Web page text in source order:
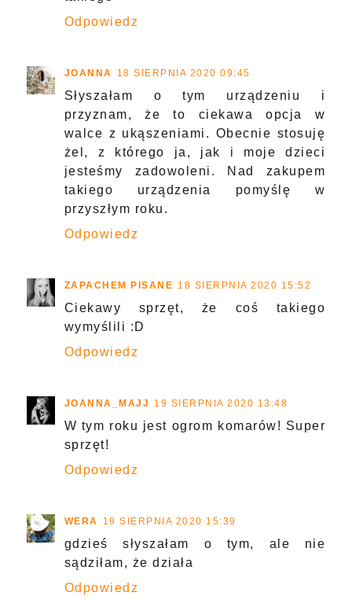
Odpowiedz
ŻANETA SEROCKA 18 SIERPNIA 2020 09:10
bardzo ciekawe urządzenie, mimo, że
w oknach mieszkania mam siatki to
jednak komary czasami w nim
goszczą. mam krew, która ich
przyciąga. przydałoby mi się coś
takiego
Odpowiedz
Słyszałam o tym urządzeniu i
przyznam, że to ciekawa opcja w
walce z ukąszeniami. Obecnie stosuję
jesteśmy zadowoleni. Nad zakupem
przyszłym roku.
Odpowiedz
ZAPACHEM PISANE
wymyślili :D
Odpowiedz
JOANNA_MAJJ